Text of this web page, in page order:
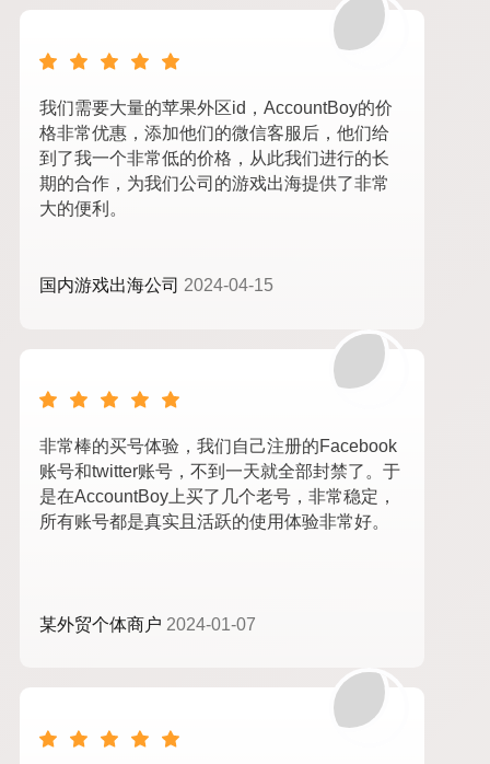
我们需要大量的苹果外区id，AccountBoy的价
格非常优惠，添加他们的微信客服后，他们给
到了我一个非常低的价格，从此我们进行的长
期的合作，为我们公司的游戏出海提供了非常
大的便利。
国内游戏出海公司 2024-04-15
非常棒的买号体验，我们自己注册的Facebook
账号和twitter账号，不到一天就全部封禁了。于
是在AccountBoy上买了几个老号，非常稳定，
所有账号都是真实且活跃的使用体验非常好。
某外贸个体商户 2024-01-07